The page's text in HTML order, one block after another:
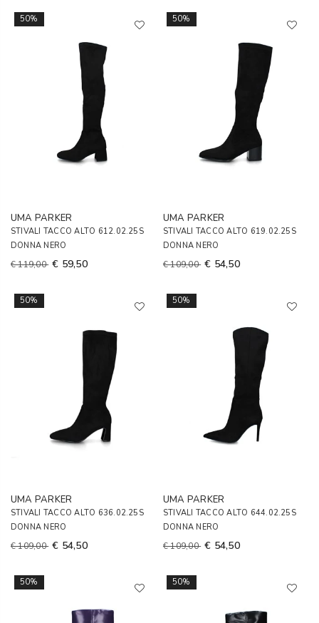
50%
UMA PARKER
STIVALI TACCO ALTO 612.02.25S
DONNA NERO
€ 119,00 € 59,50
50%
UMA PARKER
STIVALI TACCO ALTO 619.02.25S
DONNA NERO
€ 109,00 € 54,50
50%
UMA PARKER
STIVALI TACCO ALTO 636.02.25S
DONNA NERO
€ 109,00 € 54,50
50%
UMA PARKER
STIVALI TACCO ALTO 644.02.25S
DONNA NERO
€ 109,00 € 54,50
50% 50%